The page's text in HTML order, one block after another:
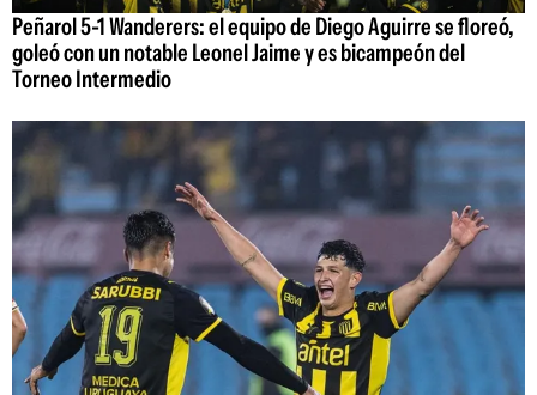
Peñarol 5-1 Wanderers: el equipo de Diego Aguirre se floreó,
goleó con un notable Leonel Jaime y es bicampeón del
Torneo Intermedio